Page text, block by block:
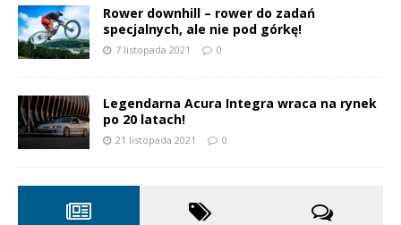
Rower downhill – rower do zadań
specjalnych, ale nie pod górkę!
7 listopada 2021 0
Legendarna Acura Integra wraca na rynek
po 20 latach!
21 listopada 2021 0